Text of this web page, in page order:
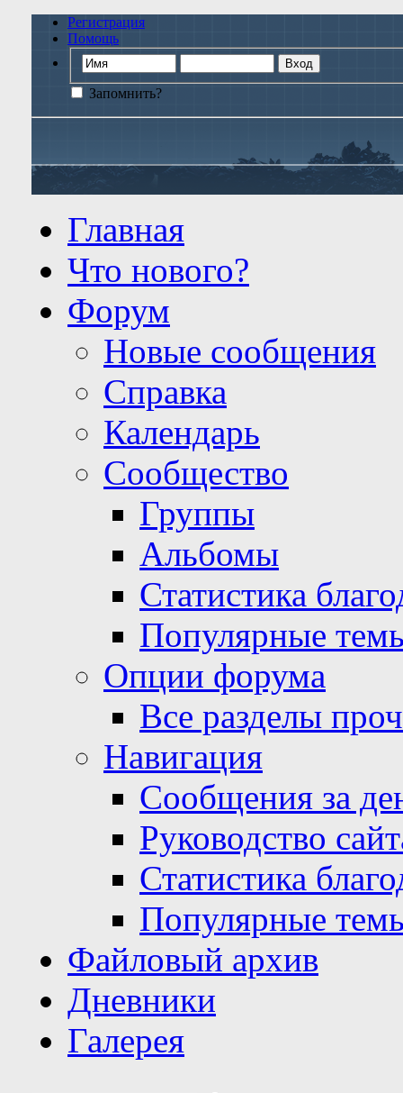
Регистрация
Помощь
Запомнить?
Главная
Что нового?
Форум
Новые сообщения
Справка
Календарь
Сообщество
Группы
Альбомы
Статистика
Популярные
Опции форума
Все разделы
Навигация
Сообщения за
Руководство
Статистика
Популярные
Файловый архив
Дневники
Галерея